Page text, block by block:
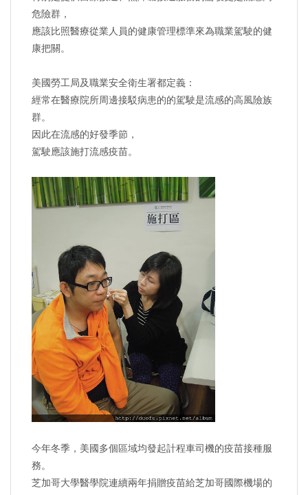
危險群，
應該比照醫療從業人員的健康管理標準來為職業駕駛的健
康把關。
美國勞工局及職業安全衛生署都定義：
經常在醫療院所周邊接駁病患的的駕駛是流感的高風險族
群。
因此在流感的好發季節，
駕駛應該施打流感疫苗。
今年冬季，美國多個區域均發起計程車司機的疫苗接種服
務。
芝加哥大學醫學院連續兩年捐贈疫苗給芝加哥國際機場的